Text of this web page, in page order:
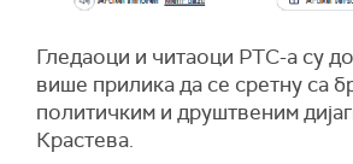
Гледаоци и читаоци РТС-а су
више прилика да се сретну са
политичким и друштвеним
Крастева.